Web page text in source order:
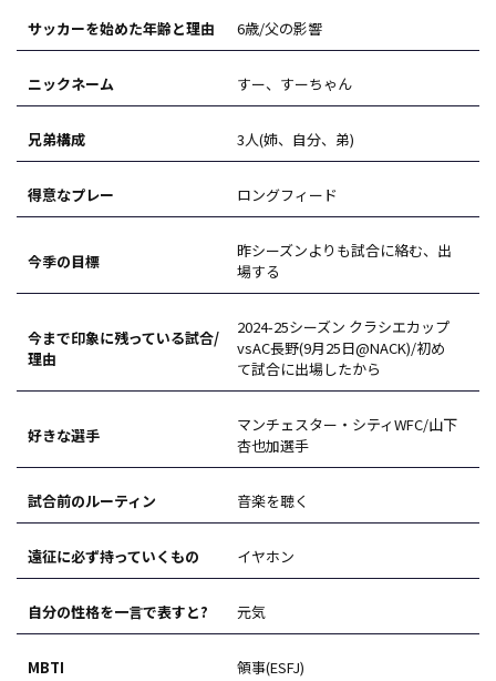
サッカーを始めた年齢と理由 6歳/父の影響
ニックネーム すー、すーちゃん
兄弟構成 3人(姉、自分、弟)
得意なプレー ロングフィード
今季の目標
昨シーズンよりも試合に絡む、出
場する
今まで印象に残っている試合/
理由
2024-25シーズン クラシエカップ
vsAC長野(9月25日@NACK)/初め
て試合に出場したから
好きな選手
マンチェスター・シティWFC/山下
杏也加選手
試合前のルーティン 音楽を聴く
遠征に必ず持っていくもの イヤホン
自分の性格を一言で表すと? 元気
MBTI 領事(ESFJ)